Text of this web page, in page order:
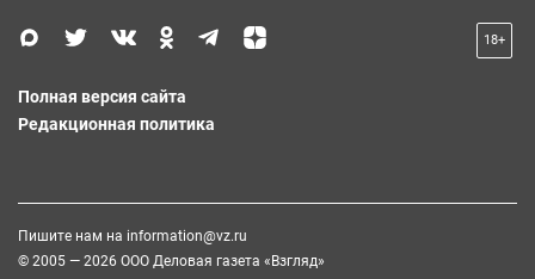
18+
Полная версия сайта
Редакционная политика
Пишите нам на information@vz.ru
© 2005 — 2026 ООО Деловая газета «Взгляд»